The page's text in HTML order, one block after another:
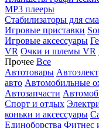
MP3 плееры
Стабилизаторы для
Игровые приставки
Игровые аксессуары
VR Очки и шлемы VR
Прочее Все
Автотовары
авто Автомобильные
Автозапчасти
Спорт и отдых
коньки и аксессуары
Единоборства Фитнес